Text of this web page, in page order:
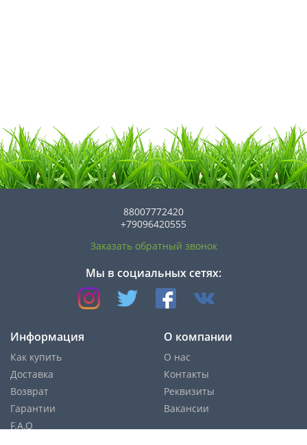
88007772420
+79096420555
Заказать обратный звонок
Мы в социальных сетях:
Информация
Как купить
Доставка
Возврат
Гарантии
F.A.Q
О компании
О нас
Контакты
Реквизиты
Вакансии